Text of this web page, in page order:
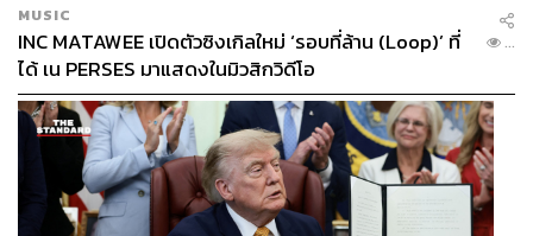
MUSIC
INC MATAWEE เปิดตัวซิงเกิลใหม่ ‘รอบที่ล้าน (Loop)’ ที่
ได้ เน PERSES มาแสดงในมิวสิกวิดีโอ
...